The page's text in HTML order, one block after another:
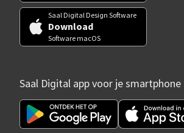
Saal Digital Design Software
Download
Software macOS
Saal Digital app voor je smartphone